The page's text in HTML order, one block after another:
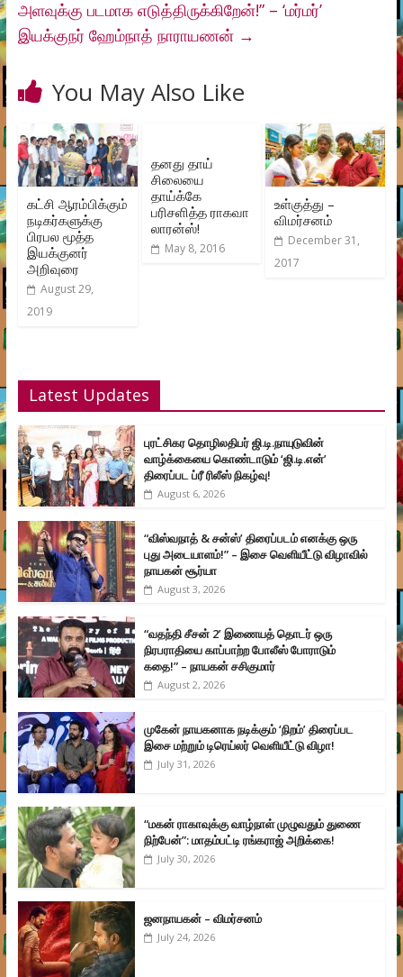
அளவுக்கு படமாக எடுத்திருக்கிறேன்!” – ‘மர்மர்’
இயக்குநர் ஹேம்நாத் நாராயணன் →
You May Also Like
கட்சி ஆரம்பிக்கும்
நடிகர்களுக்கு
பிரபல மூத்த
இயக்குனர்
அறிவுரை
August 29,
2019
தனது தாய்
சிலையை
தாய்க்கே
பரிசளித்த ராகவா
லாரன்ஸ்!
May 8, 2016
உள்குத்து –
விமர்சனம்
December 31,
2017
Latest Updates
புரட்சிகர தொழிலதிபர் ஜி.டி.நாயுடுவின்
வாழ்க்கையை கொண்டாடும் ‘ஜி.டி.என்’
திரைப்பட ப்ரீ ரிலீஸ் நிகழ்வு!
August 6, 2026
“விஸ்வநாத் & சன்ஸ்’ திரைப்படம் எனக்கு ஒரு
புது அடையாளம்!” – இசை வெளியீட்டு விழாவில்
நாயகன் சூர்யா
August 3, 2026
“வதந்தி சீசன் 2’ இணையத் தொடர் ஒரு
நிரபராதியை காப்பாற்ற போலீஸ் போராடும்
கதை!” – நாயகன் சசிகுமார்
August 2, 2026
முகேன் நாயகனாக நடிக்கும் ‘நிறம்’ திரைப்பட
இசை மற்றும் டிரெய்லர் வெளியீட்டு விழா!
July 31, 2026
“மகன் ராகாவுக்கு வாழ்நாள் முழுவதும் துணை
நிற்பேன்”: மாதம்பட்டி ரங்கராஜ் அறிக்கை!
July 30, 2026
ஜனநாயகன் – விமர்சனம்
July 24, 2026